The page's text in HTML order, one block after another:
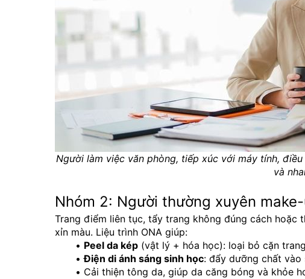
Người làm việc văn phòng, tiếp xúc với máy tính,
và
Nhóm 2: Người thường xuyên
Trang điểm liên tục, tẩy trang không đúng cách hoặc
xỉn màu. Liệu trình ONA giúp:
Peel da kép (vật lý + hóa học): loại bỏ cặn
Điện di ánh sáng sinh học: đẩy dưỡng chất vào
Cải thiện tông da, giúp da căng bóng và khỏe